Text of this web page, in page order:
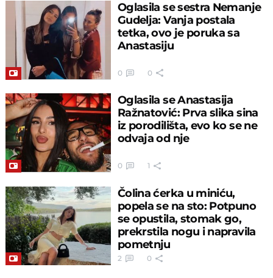
Oglasila se sestra Nemanje
Gudelja: Vanja postala
tetka, ovo je poruka sa
Anastasiju
0 0
Oglasila se Anastasija
Ražnatović: Prva slika sina
iz porodilišta, evo ko se ne
odvaja od nje
0 1
Čolina ćerka u miniću,
popela se na sto: Potpuno
se opustila, stomak go,
prekrstila nogu i napravila
pometnju
2 0